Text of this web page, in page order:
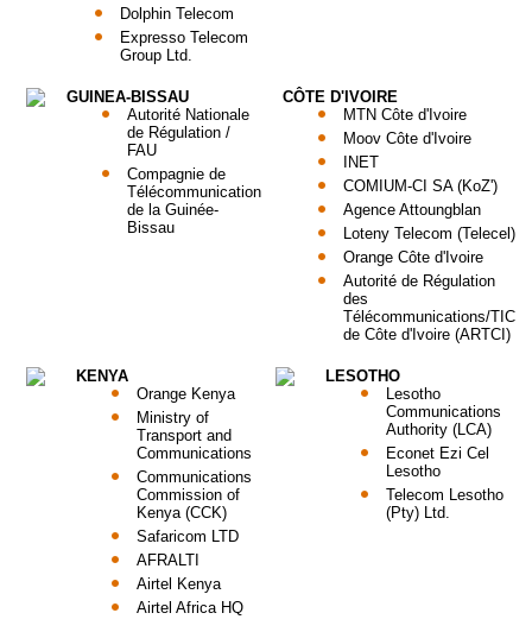
Dolphin Telecom
Expresso Telecom
Group Ltd.
GUINEA-BISSAU
Autorité Nationale
de Régulation /
FAU
Compagnie de
Télécommunication
de la Guinée-
Bissau
CÔTE D'IVOIRE
MTN Côte d'Ivoire
Moov Côte d'Ivoire
INET
COMIUM-CI SA (KoZ')
Agence Attoungblan
Loteny Telecom (Telecel)
Orange Côte d'Ivoire
Autorité de Régulation
des
Télécommunications/TIC
de Côte d'Ivoire (ARTCI)
KENYA
Orange Kenya
Ministry of
Transport and
Communications
Communications
Commission of
Kenya (CCK)
Safaricom LTD
AFRALTI
Airtel Kenya
Airtel Africa HQ
LESOTHO
Lesotho
Communications
Authority (LCA)
Econet Ezi Cel
Lesotho
Telecom Lesotho
(Pty) Ltd.